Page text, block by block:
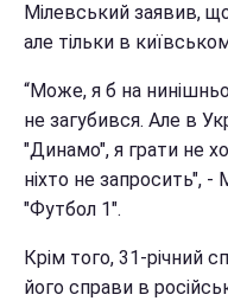
Мілевський заявив,
але тільки в
“Може, я б на
не загубився. Але в
"Динамо", я грати не
ніхто не запросить", -
"Футбол 1".
Крім того, 31-річний
його справи в